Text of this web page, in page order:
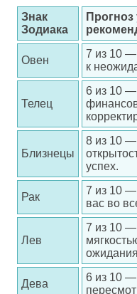
Знак
Зодиака
Овен
7 из 10 —
к
Телец
6 из 10 —
Близнецы
8 из 10 —
успех.
Рак
7 из 10 —
вас во
Лев
7 из 10 —
Дева
6 из 10 —